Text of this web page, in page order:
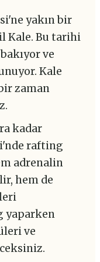
yakın bir
Kale. Bu tarihi
ve
Kale
zaman
kadar
rafting
adrenalin
hem de
yaparken
ve